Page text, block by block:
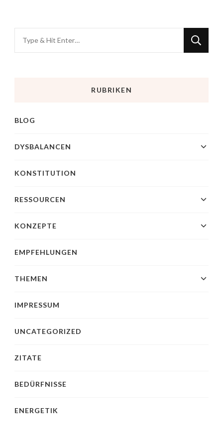
RUBRIKEN
BLOG
DYSBALANCEN
KONSTITUTION
RESSOURCEN
KONZEPTE
EMPFEHLUNGEN
THEMEN
IMPRESSUM
UNCATEGORIZED
ZITATE
BEDÜRFNISSE
ENERGETIK